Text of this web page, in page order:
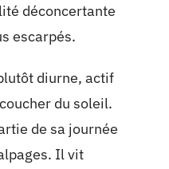
déconcertante
escarpés.
diurne, actif
du soleil.
de sa journée
Il vit